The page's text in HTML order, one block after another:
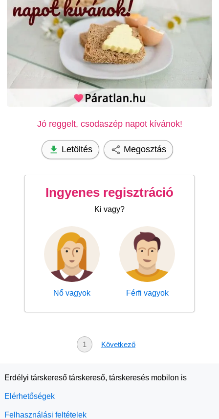
Jó reggelt, csodaszép napot kívánok!
Letöltés Megosztás
Ingyenes regisztráció
Ki vagy?
Nő vagyok Férfi vagyok
1 Következő
Erdélyi társkereső társkereső, társkeresés mobilon is
Elérhetőségek
Felhasználási feltételek